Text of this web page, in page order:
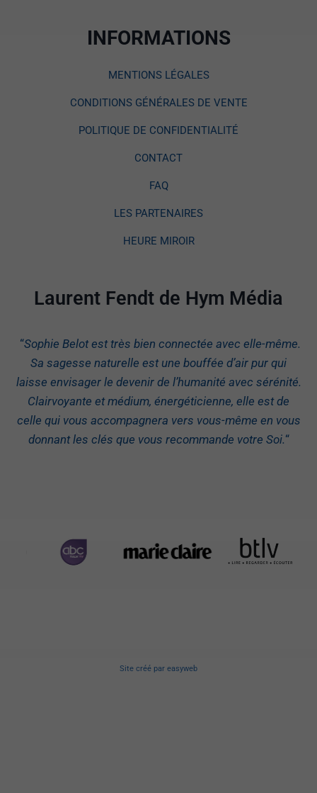
INFORMATIONS
MENTIONS LÉGALES
CONDITIONS GÉNÉRALES DE VENTE
POLITIQUE DE CONFIDENTIALITÉ
CONTACT
FAQ
LES PARTENAIRES
HEURE MIROIR
Laurent Fendt de Hym Média
“Sophie Belot est très bien connectée avec elle-même.
Sa sagesse naturelle est une bouffée d’air pur qui
laisse envisager le devenir de l’humanité avec sérénité.
Clairvoyante et médium, énergéticienne, elle est de
celle qui vous accompagnera vers vous-même en vous
donnant les clés que vous recommande votre Soi.“
Site créé par easyweb